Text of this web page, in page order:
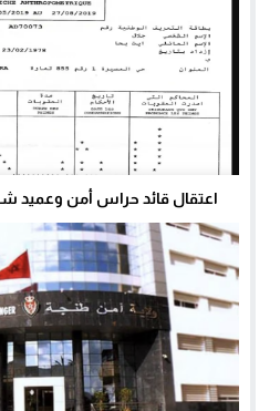
اعتقال قائد حراس أمن وعميد